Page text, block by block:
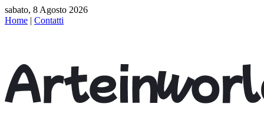
sabato, 8 Agosto 2026
Home | Contatti